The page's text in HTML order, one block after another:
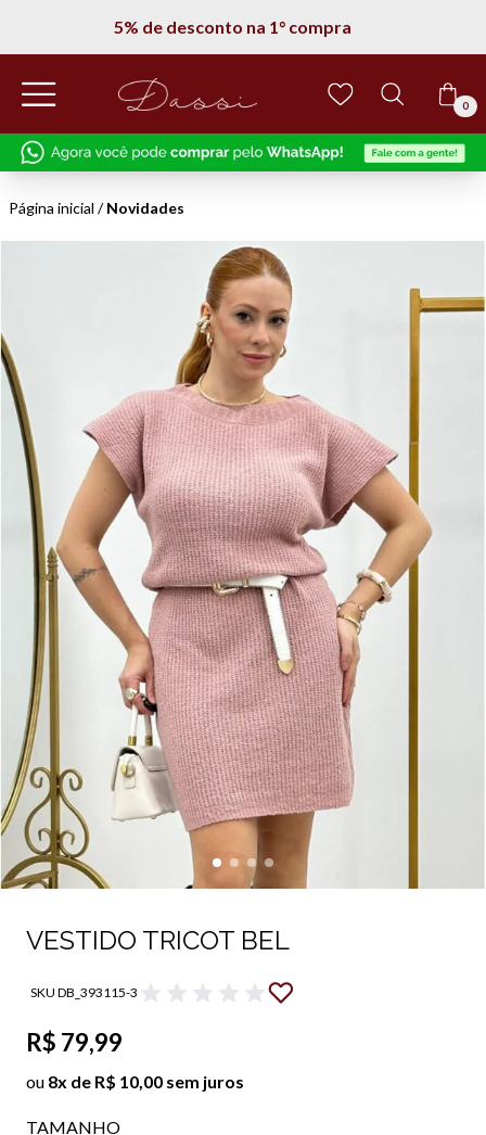
5% de desconto na 1° compra
0
Página inicial /Novidades
VESTIDO TRICOT BEL
SKU DB_393115-3
R$ 79,99
ou 8x de R$ 10,00 sem juros
TAMANHO